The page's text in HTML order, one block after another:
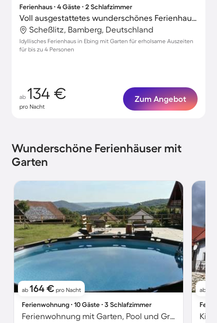
Ferienhaus ∙ 4 Gäste ∙ 2 Schlafzimmer
Voll ausgestattetes wunderschönes Ferienhaus mit Garten, Grill und Terrasse
Scheßlitz, Bamberg, Deutschland
Idyllisches Ferienhaus in Ebing mit Garten für erholsame Auszeiten
für bis zu 4 Personen
ab 134 €
pro Nacht
Zum Angebot
Wunderschöne Ferienhäuser mit
Garten
ab 164 € pro Nacht
Ferienwohnung ∙ 10 Gäste ∙ 3 Schlafzimmer
Ferienwohnung mit Garten, Pool und Grill | Panoramablick
ab